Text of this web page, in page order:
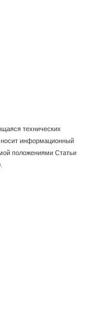
технических
носит информационный
положениями Статьи